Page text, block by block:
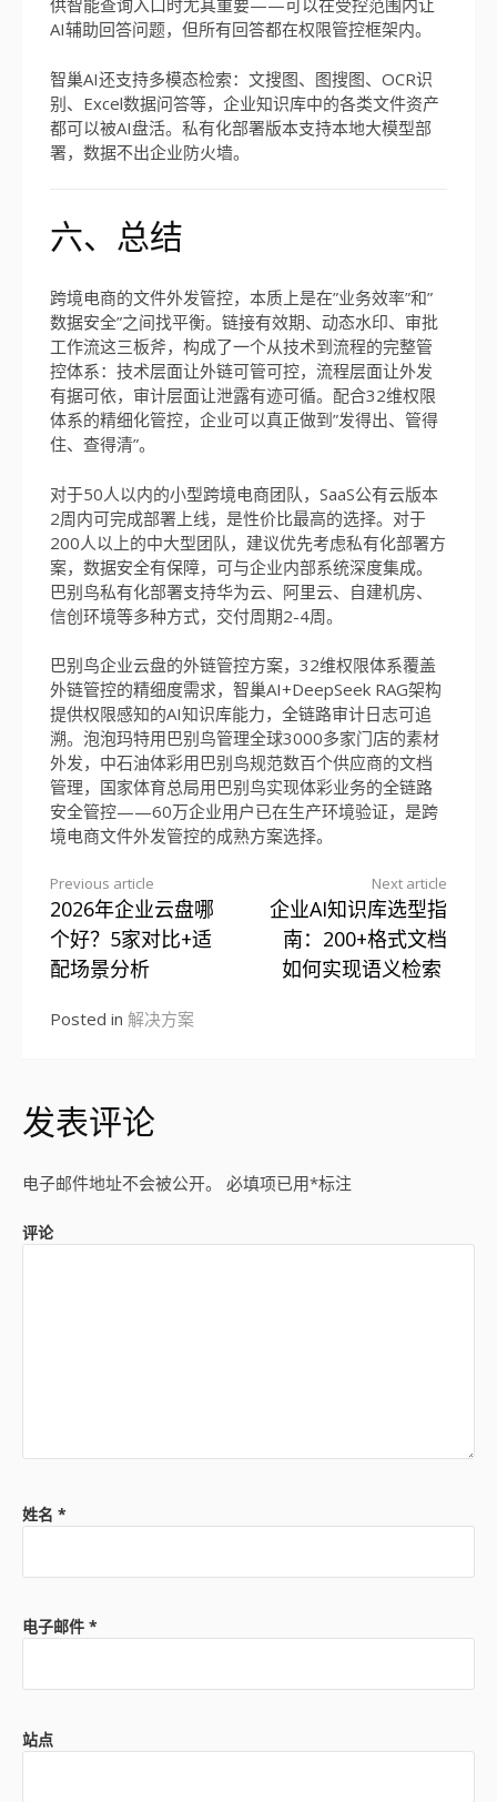
供智能查询入口时尤其重要——可以在受控范围内让
AI辅助回答问题，但所有回答都在权限管控框架内。
智巢AI还支持多模态检索：文搜图、图搜图、OCR识
别、Excel数据问答等，企业知识库中的各类文件资产
都可以被AI盘活。私有化部署版本支持本地大模型部
署，数据不出企业防火墙。
六、总结
跨境电商的文件外发管控，本质上是在”业务效率”和”
数据安全”之间找平衡。链接有效期、动态水印、审批
工作流这三板斧，构成了一个从技术到流程的完整管
控体系：技术层面让外链可管可控，流程层面让外发
有据可依，审计层面让泄露有迹可循。配合32维权限
体系的精细化管控，企业可以真正做到”发得出、管得
住、查得清”。
对于50人以内的小型跨境电商团队，SaaS公有云版本
2周内可完成部署上线，是性价比最高的选择。对于
200人以上的中大型团队，建议优先考虑私有化部署方
案，数据安全有保障，可与企业内部系统深度集成。
巴别鸟私有化部署支持华为云、阿里云、自建机房、
信创环境等多种方式，交付周期2-4周。
巴别鸟企业云盘的外链管控方案，32维权限体系覆盖
外链管控的精细度需求，智巢AI+DeepSeek RAG架构
提供权限感知的AI知识库能力，全链路审计日志可追
溯。泡泡玛特用巴别鸟管理全球3000多家门店的素材
外发，中石油体彩用巴别鸟规范数百个供应商的文档
管理，国家体育总局用巴别鸟实现体彩业务的全链路
安全管控——60万企业用户已在生产环境验证，是跨
境电商文件外发管控的成熟方案选择。
Continue
Reading
Previous article
2026年企业云盘哪
个好？5家对比+适
配场景分析
Next article
企业AI知识库选型指
南：200+格式文档
如何实现语义检索
Posted in 解决方案
发表评论
电子邮件地址不会被公开。 必填项已用*标注
评论
姓名 *
电子邮件 *
站点